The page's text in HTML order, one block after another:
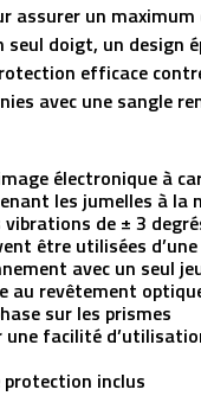
assurer un
seul doigt, un
efficace
avec une sangle
électronique à
les jumelles à la
de ± 3
être utilisées
avec un seul
au revêtement
sur les prismes
une facilité
inclus